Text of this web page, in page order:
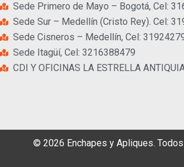
Sede Primero de Mayo – Bogotá, Cel:
Sede Sur – Medellín (Cristo Rey). Cel:
Sede Cisneros – Medellín, Cel:
Sede Itagüí, Cel: 3216388479
CDI Y OFICINAS LA ESTRELLA
© 2026 Enchapes y Apliques.